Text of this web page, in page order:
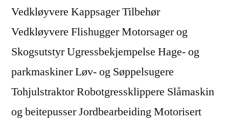
Vedkløyvere Kappsager Tilbehør
Vedkløyvere Flishugger Motorsager og
Skogsutstyr Ugressbekjempelse Hage- og
parkmaskiner Løv- og Søppelsugere
Tohjulstraktor Robotgressklippere Slåmaskin
og beitepusser Jordbearbeiding Motorisert